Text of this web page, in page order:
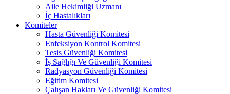
Aile Hekimliği Uzmanı
İç Hastalıkları
Komiteler
Hasta Güvenliği Komitesi
Enfeksiyon Kontrol Komitesi
Tesis Güvenliği Komitesi
İş Sağlığı Ve Güvenliği Komitesi
Radyasyon Güvenliği Komitesi
Eğitim Komitesi
Çalışan Hakları Ve Güvenliği Komitesi